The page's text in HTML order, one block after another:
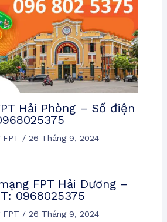
Hải Phòng – Số điện
/ 26 Tháng 9, 2024
FPT Hải Dương –
0968025375
/ 26 Tháng 9, 2024